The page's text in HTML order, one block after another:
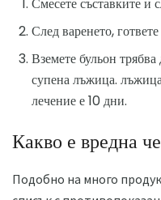
Смесете съставките и
След варенето,
Вземете бульон
супена лъжица.
лечение е 10 дни.
Какво е вредна
Подобно на много